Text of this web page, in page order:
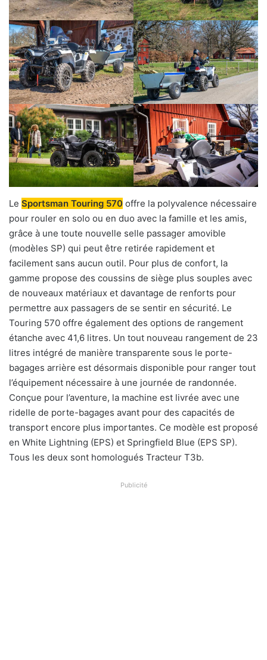
Le Sportsman Touring 570 offre la polyvalence nécessaire
pour rouler en solo ou en duo avec la famille et les amis,
grâce à une toute nouvelle selle passager amovible
(modèles SP) qui peut être retirée rapidement et
facilement sans aucun outil. Pour plus de confort, la
gamme propose des coussins de siège plus souples avec
de nouveaux matériaux et davantage de renforts pour
permettre aux passagers de se sentir en sécurité. Le
Touring 570 offre également des options de rangement
étanche avec 41,6 litres. Un tout nouveau rangement de 23
litres intégré de manière transparente sous le porte-
bagages arrière est désormais disponible pour ranger tout
l’équipement nécessaire à une journée de randonnée.
Conçue pour l’aventure, la machine est livrée avec une
ridelle de porte-bagages avant pour des capacités de
transport encore plus importantes. Ce modèle est proposé
en White Lightning (EPS) et Springfield Blue (EPS SP).
Tous les deux sont homologués Tracteur T3b.
Publicité